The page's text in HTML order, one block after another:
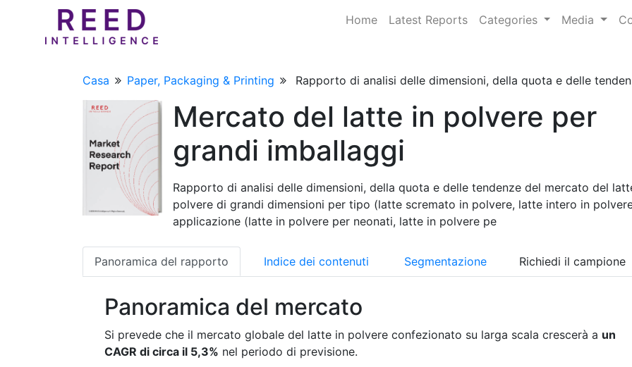
Home Latest Reports Categories Media
Casa Paper, Packaging & Printing Rapporto di analisi delle dimensioni, della quota e delle
Mercato del latte in polvere per
grandi imballaggi
Rapporto di analisi delle dimensioni, della quota e delle tendenze del mercato del
polvere di grandi dimensioni per tipo (latte scremato in polvere, latte intero in
applicazione (latte in polvere per neonati, latte in polvere pe
Panoramica del rapporto Indice dei contenuti Segmentazione Richiedi il campione
Panoramica del mercato
Si prevede che il mercato globale del latte in polvere confezionato su larga scala crescerà a un
CAGR di circa il 5,3% nel periodo di previsione.